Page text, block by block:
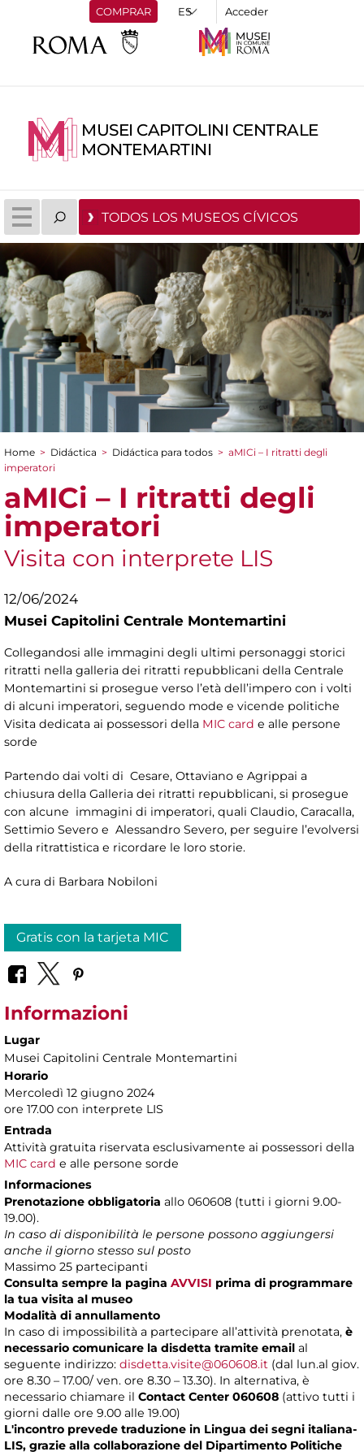
COMPRAR Acceder
MUSEI CAPITOLINI CENTRALE
MONTEMARTINI
TODOS LOS MUSEOS CÍVICOS
You are here
Home > Didáctica > Didáctica para todos > aMICi – I ritratti degli
imperatori
aMICi – I ritratti degli
imperatori
Visita con interprete LIS
12/06/2024
Musei Capitolini Centrale Montemartini
Collegandosi alle immagini degli ultimi personaggi storici
ritratti nella galleria dei ritratti repubblicani della Centrale
Montemartini si prosegue verso l’età dell’impero con i volti
di alcuni imperatori, seguendo mode e vicende politiche
Visita dedicata ai possessori della MIC card e alle persone
sorde
Partendo dai volti di Cesare, Ottaviano e Agrippai a
chiusura della Galleria dei ritratti repubblicani, si prosegue
con alcune immagini di imperatori, quali Claudio, Caracalla,
Settimio Severo e Alessandro Severo, per seguire l’evolversi
della ritrattistica e ricordare le loro storie.
A cura di Barbara Nobiloni
Gratis con la tarjeta MIC
Informazioni
Lugar
Musei Capitolini Centrale Montemartini
Horario
Mercoledì 12 giugno 2024
ore 17.00 con interprete LIS
Entrada
Attività gratuita riservata esclusivamente ai possessori della
MIC card e alle persone sorde
Informaciones
Prenotazione obbligatoria allo 060608 (tutti i giorni 9.00-
19.00).
In caso di disponibilità le persone possono aggiungersi
anche il giorno stesso sul posto
Massimo 25 partecipanti
Consulta sempre la pagina AVVISI prima di programmare
la tua visita al museo
Modalità di annullamento
In caso di impossibilità a partecipare all’attività prenotata, è
necessario comunicare la disdetta tramite email al
seguente indirizzo: disdetta.visite@060608.it (dal lun.al giov.
ore 8.30 – 17.00/ ven. ore 8.30 – 13.30). In alternativa, è
necessario chiamare il Contact Center 060608 (attivo tutti i
giorni dalle ore 9.00 alle 19.00)
L'incontro prevede traduzione in Lingua dei segni italiana-
LIS, grazie alla collaborazione del Dipartimento Politiche